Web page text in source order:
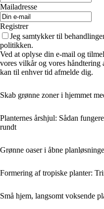
Mailadresse
Registrer
Jeg samtykker til
politikken.
Ved at oplyse din e-mail og
vores vilkår og vores
kan til enhver tid afmelde dig.
Skab grønne zoner i hjemmet
Planternes årshjul: Sådan
rundt
Grønne oaser i åbne
Formering af tropiske planter:
Små hjem, langsomt voksende